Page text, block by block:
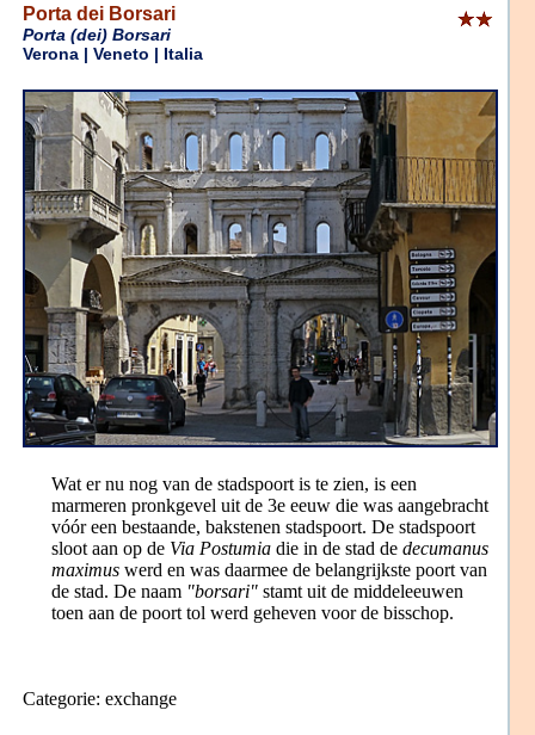
Porta dei Borsari
Porta (dei) Borsari
Verona | Veneto | Italia
Wat er nu nog van de stadspoort is te zien, is een
marmeren pronkgevel uit de 3e eeuw die was aangebracht
vóór een bestaande, bakstenen stadspoort. De stadspoort
sloot aan op de Via Postumia die in de stad de decumanus
maximus werd en was daarmee de belangrijkste poort van
de stad. De naam "borsari" stamt uit de middeleeuwen
toen aan de poort tol werd geheven voor de bisschop.
Categorie: exchange